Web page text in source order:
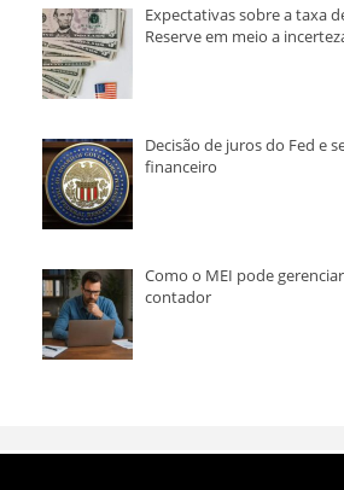
Expectativas sobre a taxa
Reserve em meio a
Decisão de juros do Fed e
financeiro
Como o MEI pode
contador